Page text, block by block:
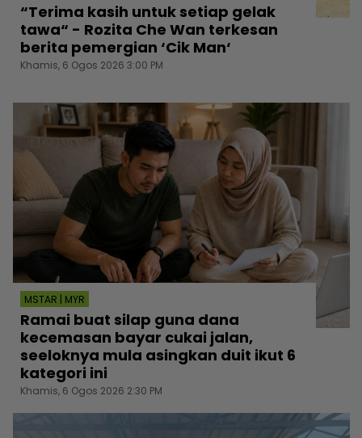
“Terima kasih untuk setiap gelak
tawa“ - Rozita Che Wan terkesan
berita pemergian ‘Cik Man‘
Khamis, 6 Ogos 2026 3:00 PM
MSTAR | MYR
Ramai buat silap guna dana
kecemasan bayar cukai jalan,
seeloknya mula asingkan duit ikut 6
kategori ini
Khamis, 6 Ogos 2026 2:30 PM